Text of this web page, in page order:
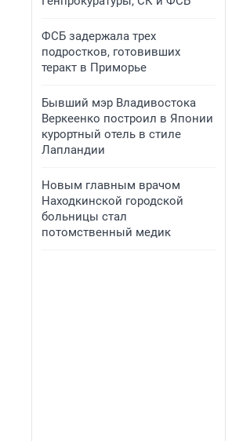
ФСБ задержала трех
подростков, готовивших
теракт в Приморье
Бывший мэр Владивостока
Веркеенко построил в Японии
курортный отель в стиле
Лапландии
Новым главным врачом
Находкинской городской
больницы стал
потомственный медик